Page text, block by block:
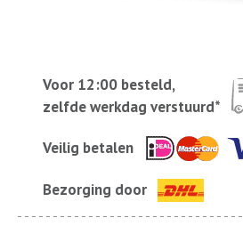
Voor 12:00 besteld,
zelfde werkdag verstuurd*
Veilig betalen
Bezorging door